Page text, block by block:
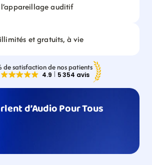
l’appareillage auditif
et gratuits, à vie
de satisfaction de nos patients
d’Audio Pour Tous